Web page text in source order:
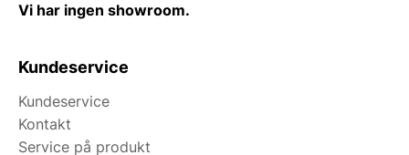
Vi har ingen showroom.
Kundeservice
Kundeservice
Kontakt
Service på produkt